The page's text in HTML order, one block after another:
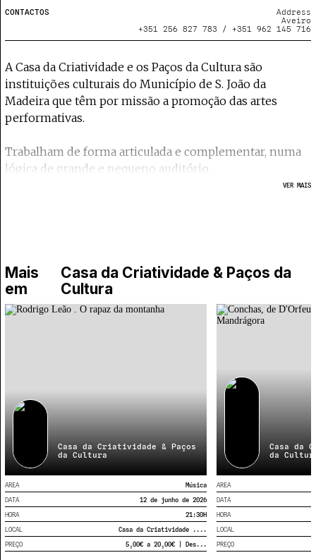
CONTACTOS
Address
Aveiro
+351 256 827 783 / +351 962 145 716
A Casa da Criatividade e os Paços da Cultura são
instituições culturais do Município de S. João da
Madeira que têm por missão a promoção das artes
performativas.
Trabalham de forma articulada e complementar, numa
lógica de grande e pequeno auditório.
desafiadores.
Uma programação cultural contínua e diversificada
espera por si ao longo de todo o ano. Porque esta é,
VER MAIS
Mais
em
Casa da Criatividade & Paços da
Cultura
Casa da Criatividade & Paços
da Cultura
AREA
Música
DATA
12 de junho de 2026
HORA
21:30H
LOCAL
Casa da Criatividade ....
PREÇO
5,00€ a 20,00€ | Des...
Casa da
da
AREA
DATA
HORA
LOCAL
PREÇO